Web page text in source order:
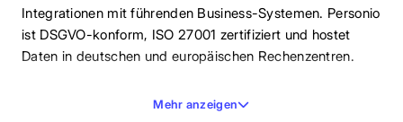
Integrationen mit führenden Business-Systemen. Personio
ist DSGVO-konform, ISO 27001 zertifiziert und hostet
Daten in deutschen und europäischen Rechenzentren.
Mehr anzeigen